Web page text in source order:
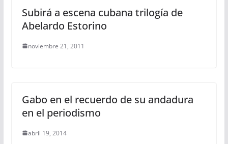
Subirá a escena cubana trilogía de
Abelardo Estorino
noviembre 21, 2011
Gabo en el recuerdo de su andadura
en el periodismo
abril 19, 2014